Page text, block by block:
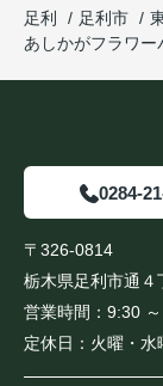
足利
足利市
あしかがフラワー
0284-
〒326-0814
栃木県足利市通４
営業時間： 9:30
定休日： 火曜・水